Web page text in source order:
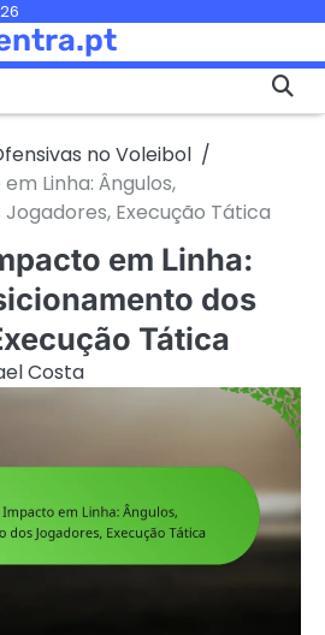
no Voleibol
Linha: Ângulos,
Execução Tática
em Linha:
dos
Tática
Costa